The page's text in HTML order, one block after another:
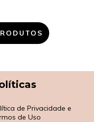
de Privacidade e
de Uso